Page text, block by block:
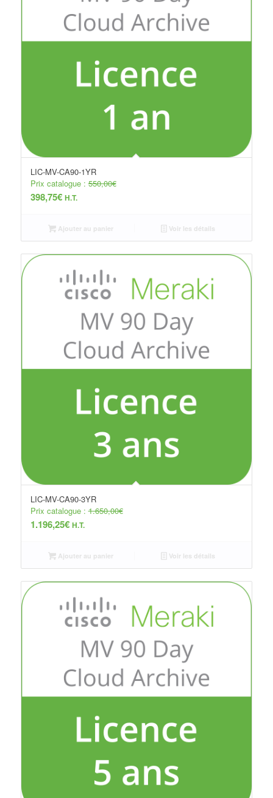
LIC-MV-CA90-1YR
Prix catalogue :550,00€
398,75€ H.T.
Ajouter au panier Voir les détails
LIC-MV-CA90-3YR
Prix catalogue :1.650,00€
1.196,25€ H.T.
Ajouter au panier Voir les détails